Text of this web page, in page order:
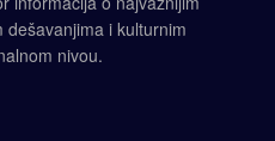
i kulturnim
nivou.